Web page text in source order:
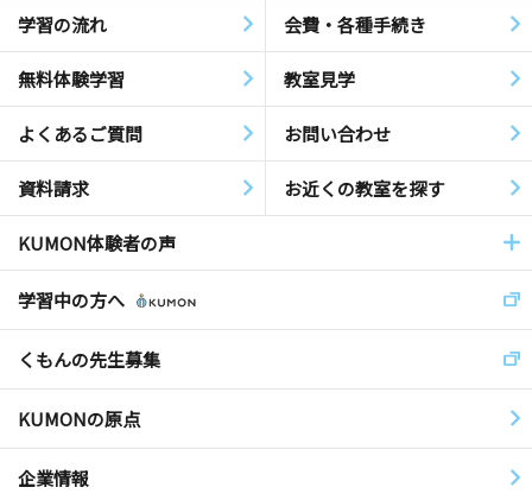
学習の流れ 会費・各種手続き
無料体験学習 教室見学
よくあるご質問 お問い合わせ
資料請求 お近くの教室を探す
KUMON体験者の声
学習中の方へ
くもんの先生募集
KUMONの原点
企業情報